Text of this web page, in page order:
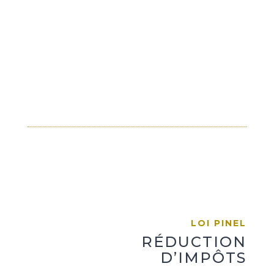
LOI PINEL
RÉDUCTION
D’IMPÔTS